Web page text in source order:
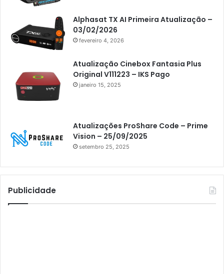
Athomics
Athomics Eon
Athomics i3
Athomics i3 Bold
Athomics Inspire Qi
Athomics Inspire Qi Lite
Athomics S3
Athomics T3
Atto
AttoNet
Alphasat TX AI Primeira Atualização –
03/02/2026
fevereiro 4, 2026
Atualização Cinebox Fantasia Plus
Original V111223 – IKS Pago
janeiro 15, 2025
Atualizações ProShare Code – Prime
Vision – 25/09/2025
setembro 25, 2025
Publicidade